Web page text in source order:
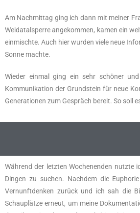
Am Nachmittag ging ich dann mit meiner
Weidatalsperre angekommen, kamen ein
einmischte. Auch hier wurden viele neue
Sonne machte.
Wieder einmal ging ein sehr schöner
Kommunikation der Grundstein für neue
Generationen zum Gespräch bereit. So soll
Während der letzten Wochenenden nutzte
Dingen zu suchen. Nachdem die
Vernunftdenken zurück und ich sah die
Schauplätze erneut, um meine